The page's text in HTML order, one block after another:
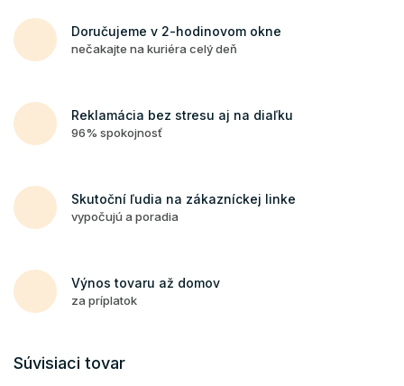
Doručujeme v 2-hodinovom okne
nečakajte na kuriéra celý deň
Reklamácia bez stresu aj na diaľku
96% spokojnosť
Skutoční ľudia na zákazníckej linke
vypočujú a poradia
Výnos tovaru až domov
za príplatok
Súvisiaci tovar